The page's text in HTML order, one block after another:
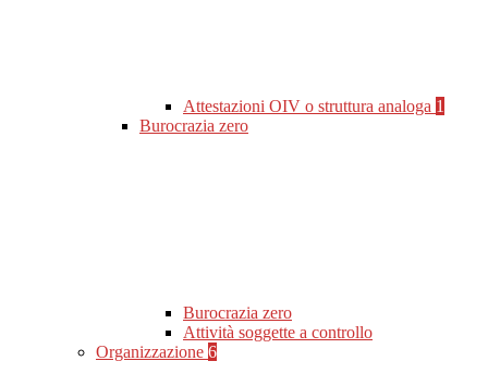
Attestazioni OIV o struttura analoga 1
Burocrazia zero
Burocrazia zero
Attività soggette a controllo
Organizzazione 6